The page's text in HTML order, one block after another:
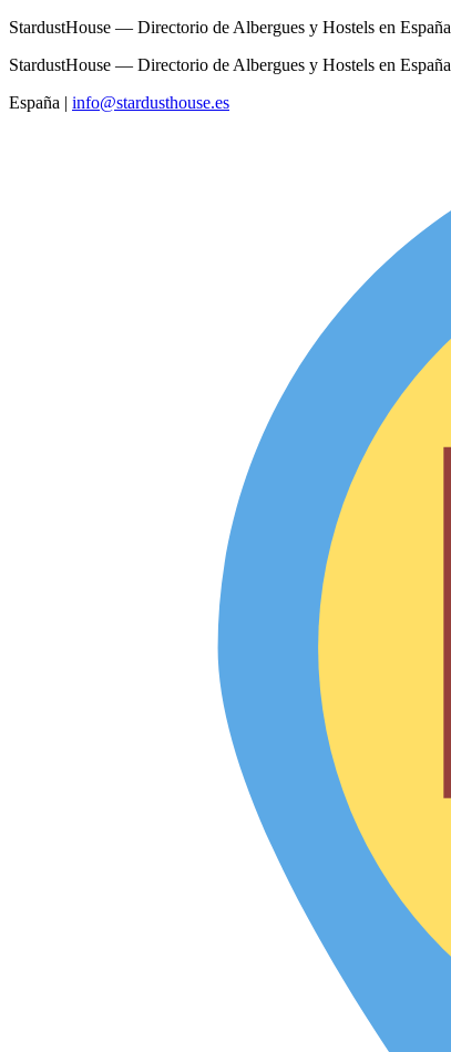
StardustHouse — Directorio de Albergues y Hostels en España
StardustHouse — Directorio de Albergues y Hostels en España
España | info@stardusthouse.es